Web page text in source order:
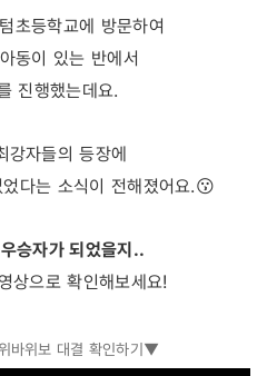
초등학교에 방문하여
동이 있는 반에서
진행했는데요.
강자들의 등장에
다는 소식이 전해졌어요.😗
승자가 되었을지..
상으로 확인해보세요!
바위보 대결 확인하기▼